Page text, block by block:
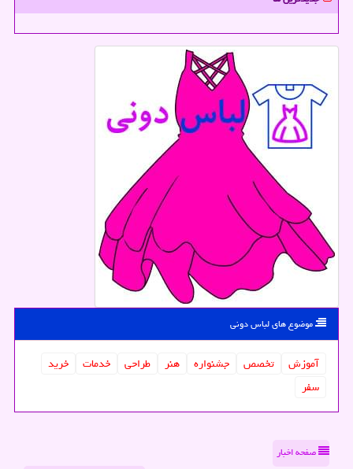
موضوع های لباس دونی
آموزش تخصص جشنواره هنر طراحی خدمات
خرید
سفر
صفحه اخبار